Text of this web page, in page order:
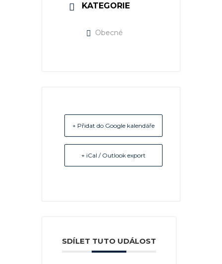
KATEGORIE
Obecné
+ Přidat do Google kalendáře
+ iCal / Outlook export
SDÍLET TUTO UDÁLOST